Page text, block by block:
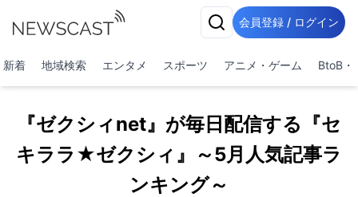
会員登録 / ログイン
新着 地域検索 エンタメ スポーツ アニメ・ゲーム BtoB・
『ゼクシィnet』が毎日配信する『セ
キララ★ゼクシィ』～5月人気記事ラ
ンキング～